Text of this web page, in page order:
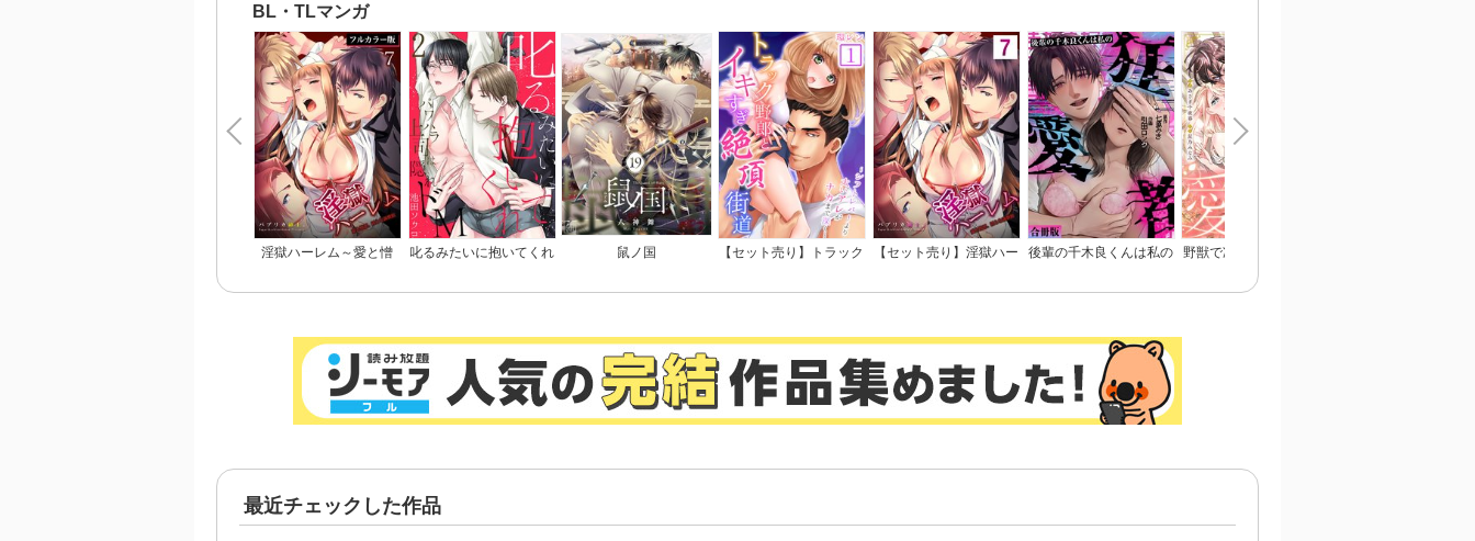
BL・TLマンガ
淫獄ハーレム～愛と憎
叱るみたいに抱いてくれ
鼠ノ国
【セット売り】トラック
【セット売り】淫獄ハー
後輩の千木良くんは私の
野獣で冷徹な旦那様は、
愛おしくて仕方ない
最近チェックした作品